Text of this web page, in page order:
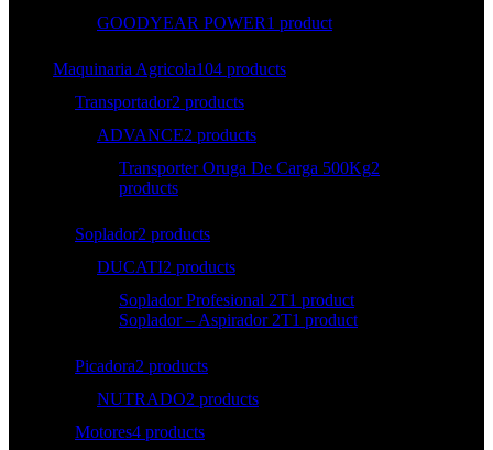
GOODYEAR POWER1 product
Maquinaria Agricola104 products
Transportador2 products
ADVANCE2 products
Transporter Oruga De Carga 500Kg2
products
Soplador2 products
DUCATI2 products
Soplador Profesional 2T1 product
Soplador – Aspirador 2T1 product
Picadora2 products
NUTRADO2 products
Motores4 products